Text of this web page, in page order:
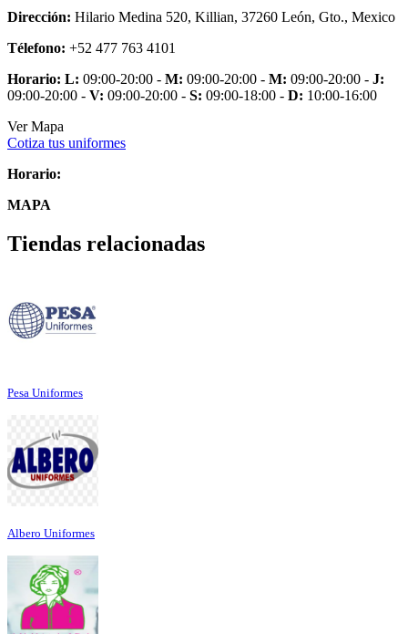
Dirección: Hilario Medina 520, Killian, 37260 León, Gto., Mexico
Télefono: +52 477 763 4101
Horario: L: 09:00-20:00 - M: 09:00-20:00 - M: 09:00-20:00 - J:
09:00-20:00 - V: 09:00-20:00 - S: 09:00-18:00 - D: 10:00-16:00
Ver Mapa
Cotiza tus uniformes
Horario:
MAPA
Tiendas relacionadas
Pesa Uniformes
Albero Uniformes